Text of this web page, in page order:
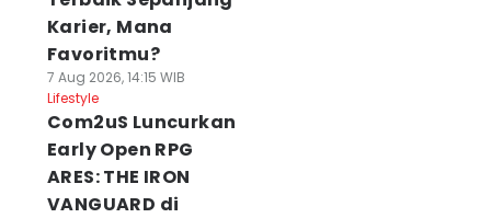
Karier, Mana
Favoritmu?
7 Aug 2026, 14:15 WIB
Lifestyle
Com2uS Luncurkan
Early Open RPG
ARES: THE IRON
VANGUARD di